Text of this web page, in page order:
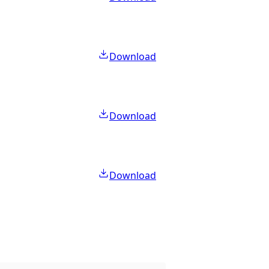
Download
Download
Download